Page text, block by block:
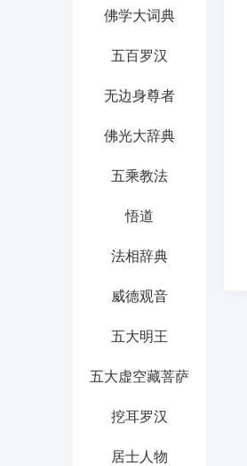
佛学大词典
五百罗汉
无边身尊者
佛光大辞典
五乘教法
悟道
法相辞典
威德观音
五大明王
五大虚空藏菩萨
挖耳罗汉
居士人物